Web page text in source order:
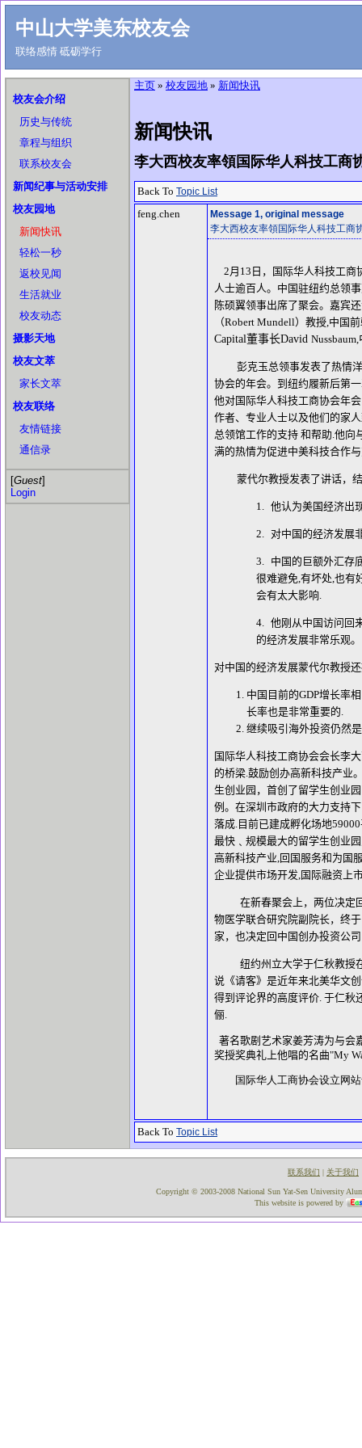
中山大学美东校友会
联络感情 砥砺学行
校友会介绍
历史与传统
章程与组织
联系校友会
新闻纪事与活动安排
校友园地
新闻快讯
轻松一秒
返校见闻
生活就业
校友动态
摄影天地
校友文萃
家长文萃
校友联络
友情链接
通信录
[Guest]
Login
主页 » 校友园地 » 新闻快讯
新闻快讯
李大西校友率領国际华人科技工商
Back To Topic List
feng.chen Message 1, original message
李大西校友率領国际华人科技工商
2月 13 日，国际华人科技工商
人士逾百人。中国驻纽约总领
陈硕翼领事出席了聚会。嘉宾
（Robert Mundell）教授,中国
Capital董事长David Nussbaum,
彭克玉总领事发表了热情
协会的年会。到纽约履新后第
他对国际华人科技工商协会年
作者、专业人士以及他们的家
总领馆工作的支持 和帮助.他向
满的热情为促进中美科技合作
蒙代尔教授发表了讲话，
1. 他认为美国经济出
2. 对中国的经济发展
3. 中国的巨额外汇存
很难避免,有坏处,也有
会有太大影响.
4. 他刚从中国访问回
的经济发展非常乐观。
对中国的经济发展蒙代尔教授
中国目前的GDP增长率
长率也是非常重要的.
继续吸引海外投资仍然
国际华人科技工商协会会长李
的桥梁.鼓励创办高新科技产业
生创业园，首创了留学生创业
例。在深圳市政府的大力支持
落成. 目前已建成孵化场地59000
最快﹑规模最大的留学生创业
高新科技产业,回国服务和为国
企业提供市场开发,国际融资上
在新春聚会上，两位决定
物医学联合研究院副院长，终
家，也决定回中国创办投资公
纽约州立大学于仁秋教授
说《请客》是近年来北美华文
得到评论界的高度评价. 于仁秋
俪.
著名歌剧艺术家姜芳涛为与会
奖授奖典礼上他唱的名曲"My
国际华人工商协会设立网站
Back To Topic List
联系我们 | 关于我们
Copyright © 2003-2008 National Sun Yat-Sen University
This website is powered by